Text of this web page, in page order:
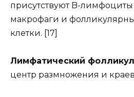
присутствуют B-
макрофаги и
клетки. [17]
Лимфатический
центр размножения и